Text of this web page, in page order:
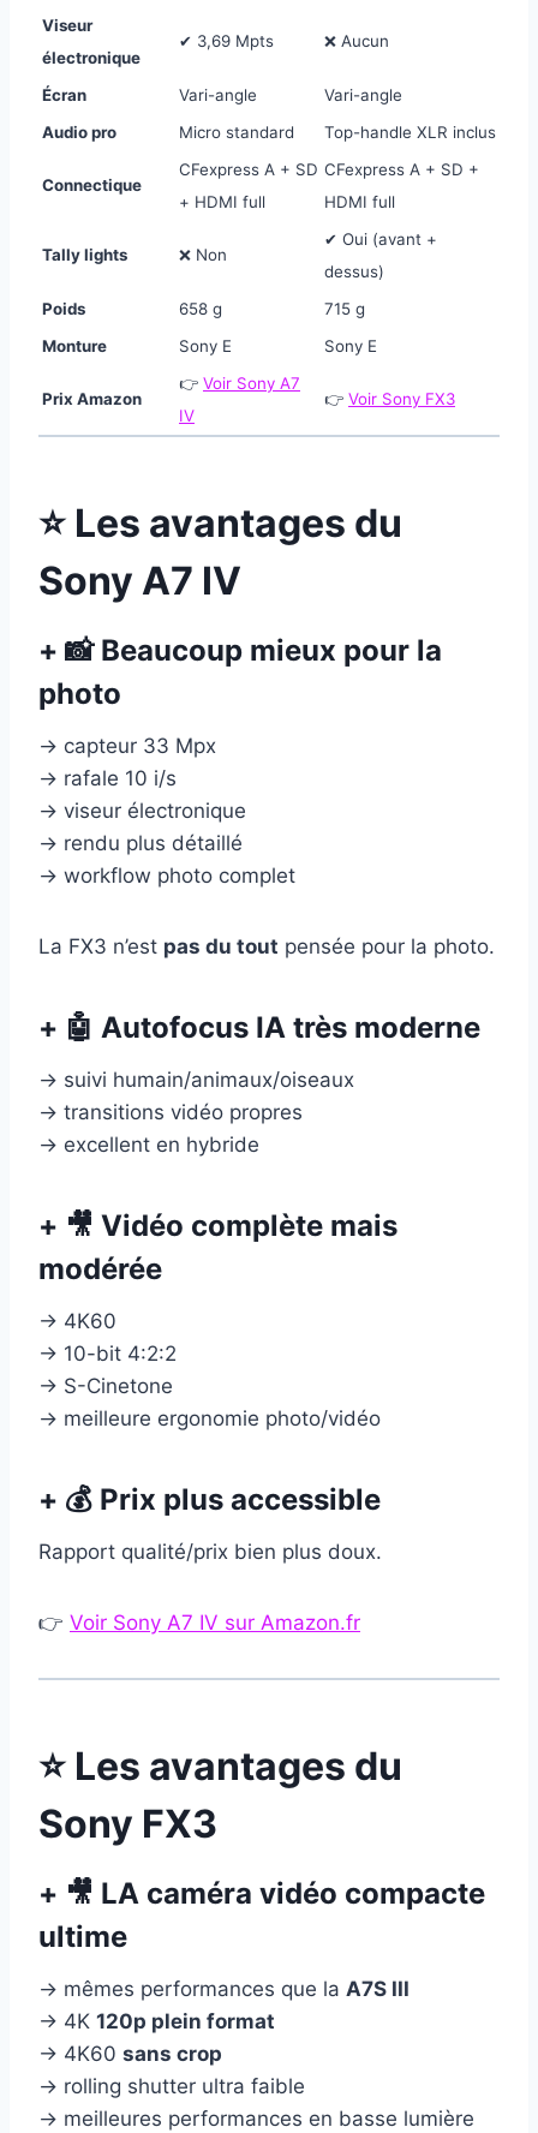
Viseur
électronique
✔ 3,69 Mpts ❌ Aucun
Écran Vari-angle
Vari-angle
Audio pro
Micro standard Top-handle XLR inclus
Connectique
CFexpress A + SD
+ HDMI full
CFexpress A + SD +
HDMI full
Tally lights ❌ Non
✔ Oui (avant +
dessus)
Poids
658 g
715 g
Monture
Sony E Sony E
Prix Amazon
👉 Voir Sony A7
IV
👉 Voir Sony FX3
⭐ Les avantages du
Sony A7 IV
+ 📸 Beaucoup mieux pour la
photo
→ capteur 33 Mpx
→ rafale 10 i/s
→ viseur électronique
→ rendu plus détaillé
→ workflow photo complet
La FX3 n’est pas du tout pensée pour la photo.
+ 🤖 Autofocus IA très moderne
→ suivi humain/animaux/oiseaux
→ transitions vidéo propres
→ excellent en hybride
+ 🎥 Vidéo complète mais
modérée
→ 4K60
→ 10-bit 4:2:2
→ S-Cinetone
→ meilleure ergonomie photo/vidéo
+ 💰 Prix plus accessible
Rapport qualité/prix bien plus doux.
👉 Voir Sony A7 IV sur Amazon.fr
⭐ Les avantages du
Sony FX3
+ 🎥 LA caméra vidéo compacte
ultime
→ mêmes performances que la A7S III
→ 4K 120p plein format
→ 4K60 sans crop
→ rolling shutter ultra faible
→ meilleures performances en basse lumière